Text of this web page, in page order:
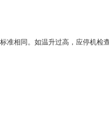
相同。如温升过高，应停机